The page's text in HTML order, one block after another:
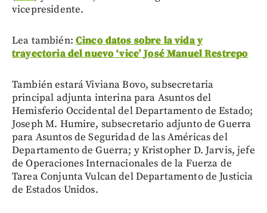
vicepresidente.
Lea también: Cinco datos sobre la vida y
trayectoria del nuevo ‘vice’ José Manuel Restrepo
También estará Viviana Bovo, subsecretaria
principal adjunta interina para Asuntos del
Hemisferio Occidental del Departamento de Estado;
Joseph M. Humire, subsecretario adjunto de Guerra
para Asuntos de Seguridad de las Américas del
Departamento de Guerra; y Kristopher D. Jarvis, jefe
de Operaciones Internacionales de la Fuerza de
Tarea Conjunta Vulcan del Departamento de Justicia
de Estados Unidos.